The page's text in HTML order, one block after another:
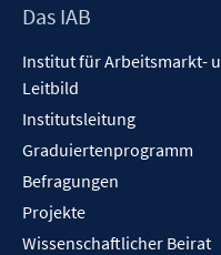
Footer
Das IAB
Institut für Arbeitsmarkt-
Leitbild
Institutsleitung
Graduiertenprogramm
Befragungen
Projekte
Wissenschaftlicher Beirat